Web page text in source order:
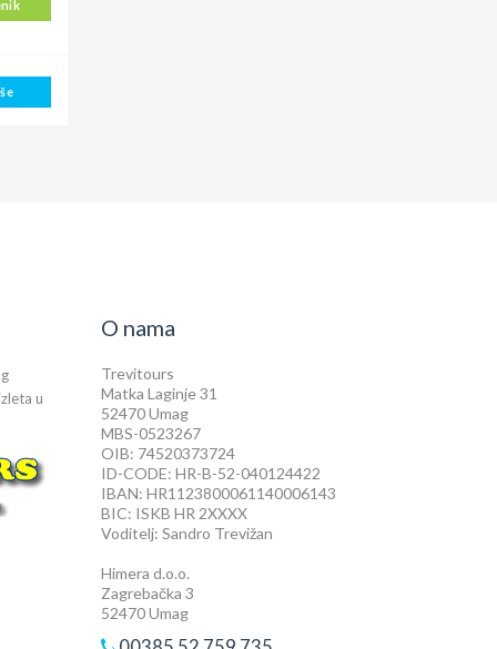
u
O nama
Trevitours
Matka Laginje 31
52470 Umag
MBS-0523267
OIB: 74520373724
ID-CODE: HR-B-52-040124422
IBAN: HR1123800061140006143
BIC: ISKB HR 2XXXX
Voditelj: Sandro Trevižan
Himera d.o.o.
Zagrebačka 3
52470 Umag